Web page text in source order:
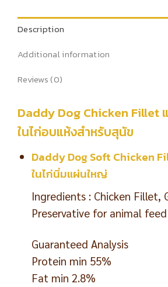
Description
Additional information
Reviews (0)
Daddy Dog Chicken Fillet
ในไก่อบแห้งสำหรับสุนัข
Daddy Dog Soft Chicken
ในไก่นิ่มแผ่นใหญ่
Ingredients : Chicken Fillet,
Preservative for animal
Guaranteed Analysis
Protein min 55%
Fat min 2.8%